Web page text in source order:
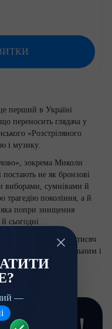
перший в Україні
переносить глядача у
«Розстріляного
і музику.
зокрема Миколи
не як бронзові
виборами, сумнівами й
трагедію покоління, а й
яка попри знищення
сьогодні .
об’єднала десятки тисяч
із сильним суспільним і
—